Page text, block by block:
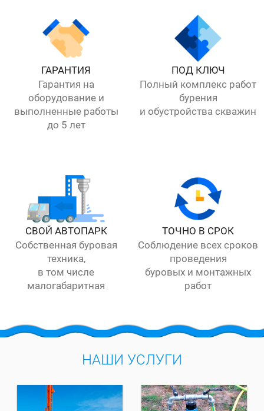
ГАРАНТИЯ
Гарантия на
оборудование и
выполненные работы
до 5 лет
ПОД КЛЮЧ
Полный комплекс работ
бурения
и обустройства скважин
СВОЙ АВТОПАРК
Собственная буровая
техника,
в том числе
малогабаритная
ТОЧНО В СРОК
Соблюдение всех сроков
проведения
буровых и монтажных
работ
НАШИ УСЛУГИ